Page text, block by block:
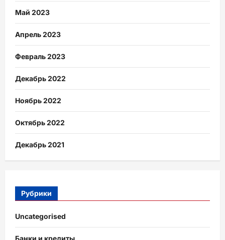
Май 2023
Апрель 2023
Февраль 2023
Декабрь 2022
Ноябрь 2022
Октябрь 2022
Декабрь 2021
Рубрики
Uncategorised
Банки и кредиты